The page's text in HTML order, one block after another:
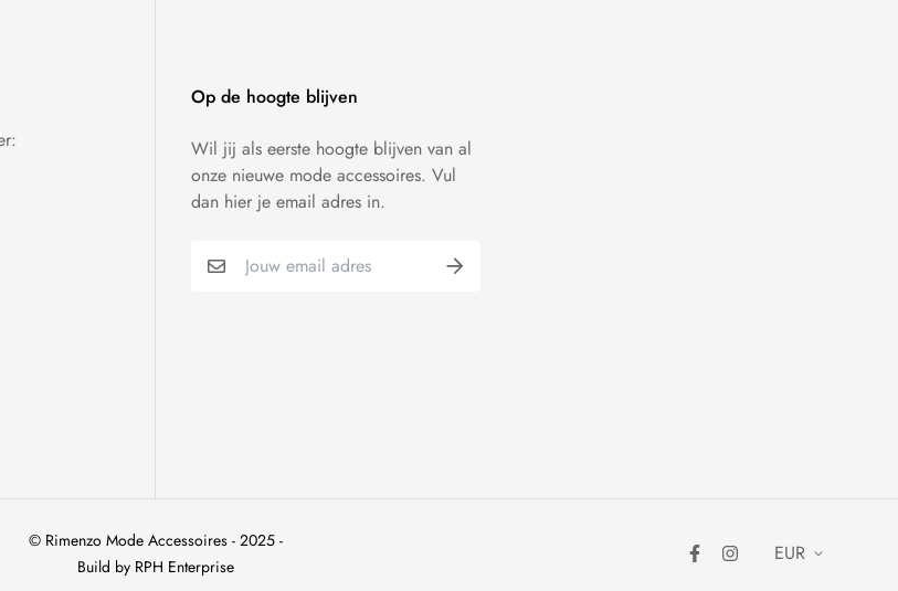
Op de hoogte blijven
Wil jij als eerste hoogte blijven van al
onze nieuwe mode accessoires. Vul
dan hier je email adres in.
© Rimenzo Mode Accessoires - 2025 -
Build by RPH Enterprise
EUR